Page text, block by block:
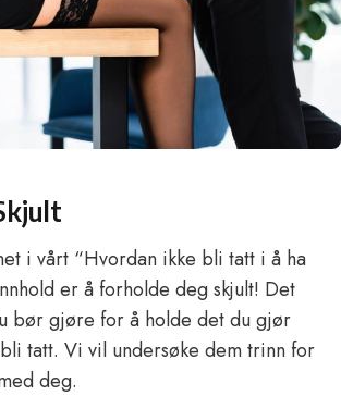
i vårt “Hvordan ikke bli tatt i å ha
er å forholde deg skjult! Det
bør gjøre for å holde det du gjør
tatt. Vi vil undersøke dem trinn for
deg.